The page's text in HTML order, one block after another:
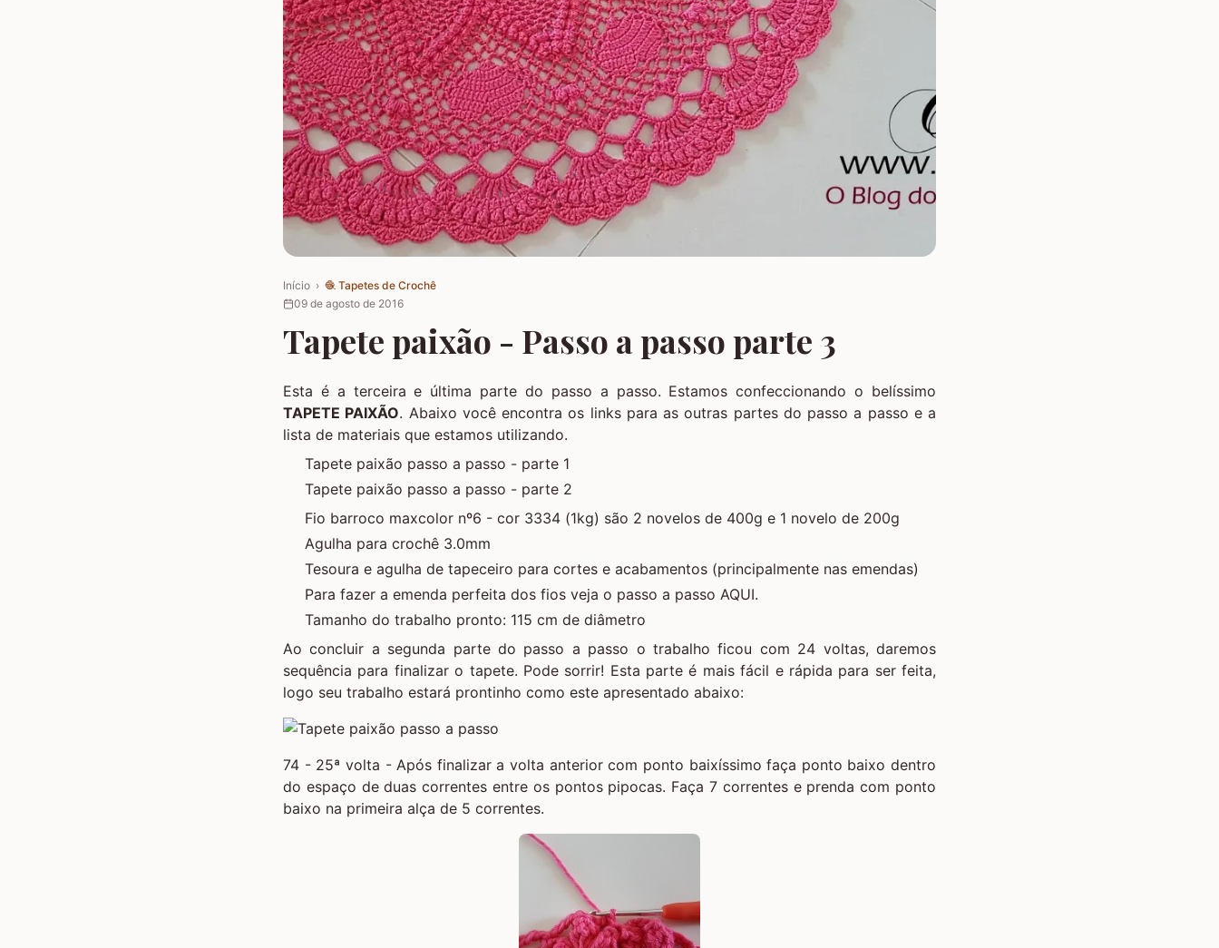
Início › 🧶 Tapetes de Crochê
09 de agosto de 2016
Tapete paixão - Passo a passo parte 3
Esta é a terceira e última parte do passo a passo. Estamos confeccionando o belíssimo
TAPETE PAIXÃO. Abaixo você encontra os links para as outras partes do passo a passo e a
lista de materiais que estamos utilizando.
Tapete paixão passo a passo - parte 1
Tapete paixão passo a passo - parte 2
Fio barroco maxcolor nº6 - cor 3334 (1kg) são 2 novelos de 400g e 1 novelo de 200g
Agulha para crochê 3.0mm
Tesoura e agulha de tapeceiro para cortes e acabamentos (principalmente nas emendas)
Para fazer a emenda perfeita dos fios veja o passo a passo AQUI.
Tamanho do trabalho pronto: 115 cm de diâmetro
Ao concluir a segunda parte do passo a passo o trabalho ficou com 24 voltas, daremos
sequência para finalizar o tapete. Pode sorrir! Esta parte é mais fácil e rápida para ser feita,
logo seu trabalho estará prontinho como este apresentado abaixo:
74 - 25ª volta - Após finalizar a volta anterior com ponto baixíssimo faça ponto baixo dentro
do espaço de duas correntes entre os pontos pipocas. Faça 7 correntes e prenda com ponto
baixo na primeira alça de 5 correntes.